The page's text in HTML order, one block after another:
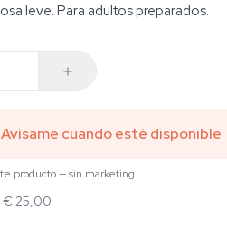
leve. Para adultos preparados.
Avísame cuando esté disponible
producto — sin marketing.
€ 25,00